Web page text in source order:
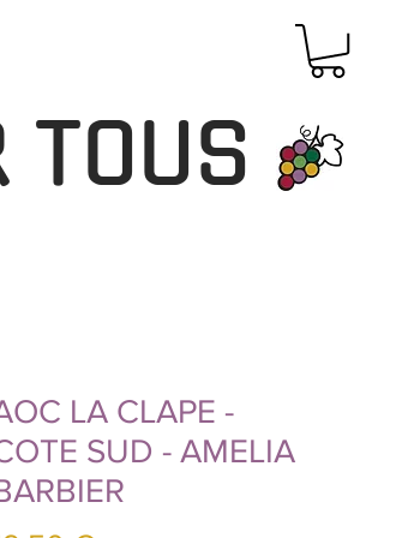
TOUS
LA CLAPE -
SUD - AMELIA